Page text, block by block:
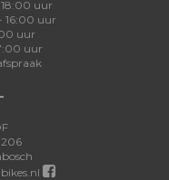
uur
16:00 uur
uur
uur